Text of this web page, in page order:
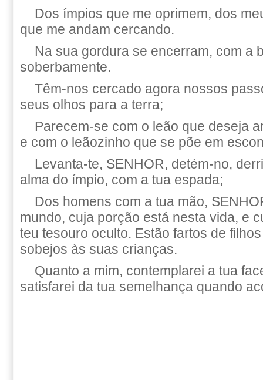
Dos ímpios que me oprimem, dos
que me andam cercando.
Na sua gordura se encerram, com a
soberbamente.
Têm-nos cercado agora nossos
seus olhos para a terra;
Parecem-se com o leão que deseja
e com o leãozinho que se põe em
Levanta-te, SENHOR, detém-no,
alma do ímpio, com a tua espada;
Dos homens com a tua mão,
mundo, cuja porção está nesta vida, e
teu tesouro oculto. Estão fartos de
sobejos às suas crianças.
Quanto a mim, contemplarei a tua
satisfarei da tua semelhança quando